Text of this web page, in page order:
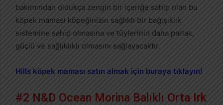
bakımından oldukça zengin bir içeriğe sahip olan bu
köpek maması köpeğinizin sağlıklı bir bağışıklık
sistemine sahip olmasına ve tüylerinin daha parlak,
güçlü ve sağlıklıklı olmasını sağlayacaktır.
Hills köpek maması satın almak için buraya tıklayın!
#2 N&D Ocean Morina Balıklı Orta Irk